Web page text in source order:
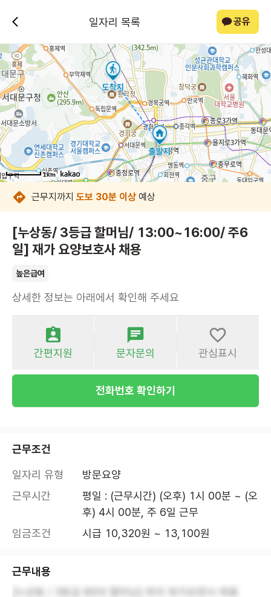
일자리 목록 공유
1km
1km
1km
1km
1km
1km
1km
1km
근무지까지 도보 30분 이상 예상
[누상동/ 3등급 할머님/ 13:00~16:00/ 주6
일] 재가 요양보호사 채용
높은급여
상세한 정보는 아래에서 확인해 주세요
간편지원 문자문의 관심표시
전화번호 확인하기
근무조건
일자리 유형
방문요양
근무시간
평일 : (근무시간) (오후) 1시 00분 ~ (오
후) 4시 00분, 주 6일 근무
임금조건
시급 10,320원 ~ 13,100원
근무내용